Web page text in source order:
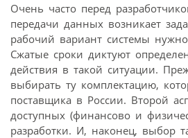
Очень часто перед
передачи данных возникает
рабочий вариант системы
Сжатые сроки диктуют
действия в такой ситуации.
выбирать ту комплектацию,
поставщика в России. Второй
доступных (финансово и
разработки. И, наконец, выбор